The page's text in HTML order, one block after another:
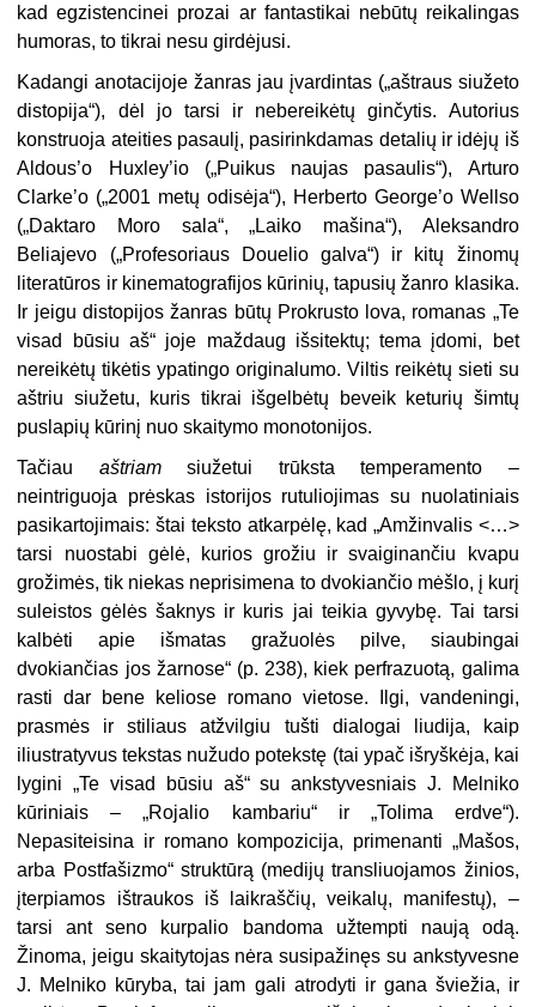
kad egzistencinei prozai ar fantastikai nebūtų reikalingas
humoras, to tikrai nesu girdėjusi.
Kadangi anotacijoje žanras jau įvardintas („aštraus siužeto
distopija“), dėl jo tarsi ir nebereikėtų ginčytis. Autorius
konstruoja ateities pasaulį, pasirinkdamas detalių ir idėjų iš
Aldous’o Huxley’io („Puikus naujas pasaulis“), Arturo
Clarke’o („2001 metų odisėja“), Herberto George’o Wellso
(„Daktaro Moro sala“, „Laiko mašina“), Aleksandro
Beliajevo („Profesoriaus Douelio galva“) ir kitų žinomų
literatūros ir kinematografijos kūrinių, tapusių žanro klasika.
Ir jeigu distopijos žanras būtų Prokrusto lova, romanas „Te
visad būsiu aš“ joje maždaug išsitektų; tema įdomi, bet
nereikėtų tikėtis ypatingo originalumo. Viltis reikėtų sieti su
aštriu siužetu, kuris tikrai išgelbėtų beveik keturių šimtų
puslapių kūrinį nuo skaitymo monotonijos.
Tačiau aštriamsiužetui trūksta temperamento –
neintriguoja prėskas istorijos rutuliojimas su nuolatiniais
pasikartojimais: štai teksto atkarpėlę, kad „Amžinvalis <…>
tarsi nuostabi gėlė, kurios grožiu ir svaiginančiu kvapu
grožimės, tik niekas neprisimena to dvokiančio mėšlo, į kurį
suleistos gėlės šaknys ir kuris jai teikia gyvybę. Tai tarsi
kalbėti apie išmatas gražuolės pilve, siaubingai
dvokiančias jos žarnose“ (p. 238), kiek perfrazuotą, galima
rasti dar bene keliose romano vietose. Ilgi, vandeningi,
prasmės ir stiliaus atžvilgiu tušti dialogai liudija, kaip
iliustratyvus tekstas nužudo potekstę (tai ypač išryškėja, kai
lygini „Te visad būsiu aš“ su ankstyvesniais J. Melniko
kūriniais – „Rojalio kambariu“ ir „Tolima erdve“).
Nepasiteisina ir romano kompozicija, primenanti „Mašos,
arba Postfašizmo“ struktūrą (medijų transliuojamos žinios,
įterpiamos ištraukos iš laikraščių, veikalų, manifestų), –
tarsi ant seno kurpalio bandoma užtempti naują odą.
Žinoma, jeigu skaitytojas nėra susipažinęs su ankstyvesne
J. Melniko kūryba, tai jam gali atrodyti ir gana šviežia, ir